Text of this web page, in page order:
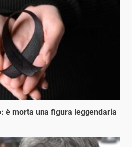
è morta una figura leggendaria